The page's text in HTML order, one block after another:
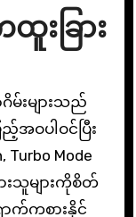
းခြား
မ်းများသည်
အဝပါဝင်ပြီး
Turbo Mode
းသူများကိုစိတ်
က်ကစားနိုင်